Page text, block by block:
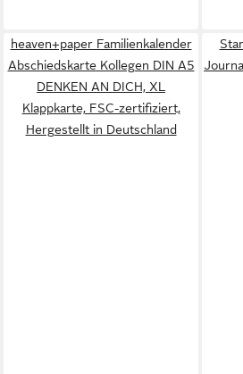
heaven+paper Familienkalender
Abschiedskarte Kollegen DIN A5
DENKEN AN DICH, XL
Klappkarte, FSC-zertifiziert,
Hergestellt in Deutschland